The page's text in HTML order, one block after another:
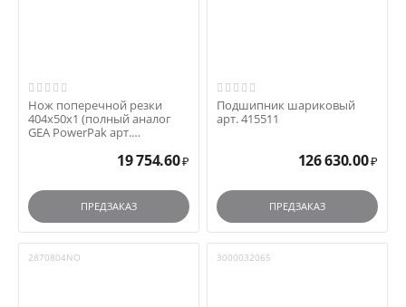
Нож поперечной резки
404x50x1 (полный аналог
GEA PowerPak арт.
19 754.60 ₽
ПРЕДЗАКАЗ
Подшипник шариковый
арт. 415511
126 630.00 ₽
ПРЕДЗАКАЗ
2870804NO 3000032065